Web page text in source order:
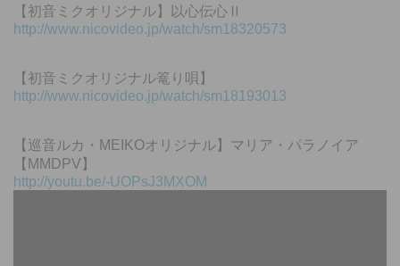
【初音ミクオリジナル】以心伝心Ⅱ
http://www.nicovideo.jp/watch/sm18320573
【初音ミクオリジナル篭り唄】
http://www.nicovideo.jp/watch/sm18193013
【巡音ルカ・MEIKOオリジナル】マリア・パラノイア
【MMDPV】
http://youtu.be/-UOPsJ3MXOM